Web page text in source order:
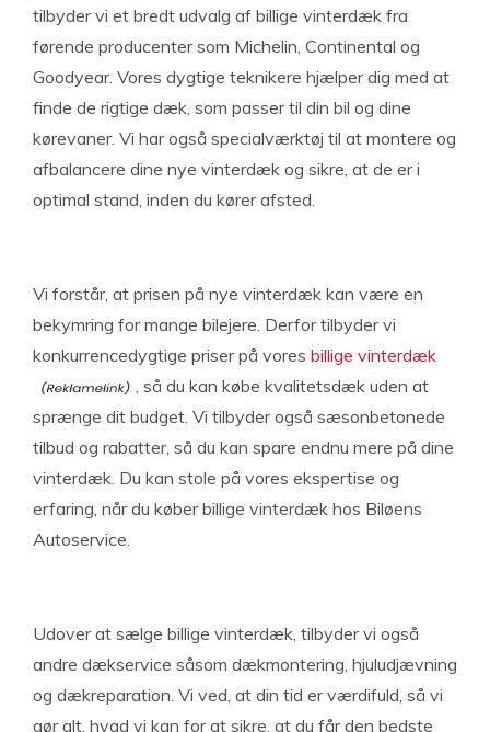
tilbyder vi et bredt udvalg af billige vinterdæk fra
førende producenter som Michelin, Continental og
Goodyear. Vores dygtige teknikere hjælper dig med at
finde de rigtige dæk, som passer til din bil og dine
kørevaner. Vi har også specialværktøj til at montere og
afbalancere dine nye vinterdæk og sikre, at de er i
optimal stand, inden du kører afsted.
Vi forstår, at prisen på nye vinterdæk kan være en
bekymring for mange bilejere. Derfor tilbyder vi
konkurrencedygtige priser på vores billige vinterdæk
, så du kan købe kvalitetsdæk uden at
sprænge dit budget. Vi tilbyder også sæsonbetonede
tilbud og rabatter, så du kan spare endnu mere på dine
vinterdæk. Du kan stole på vores ekspertise og
erfaring, når du køber billige vinterdæk hos Biløens
Autoservice.
Udover at sælge billige vinterdæk, tilbyder vi også
andre dækservice såsom dækmontering, hjuludjævning
og dækreparation. Vi ved, at din tid er værdifuld, så vi
gør alt, hvad vi kan for at sikre, at du får den bedste